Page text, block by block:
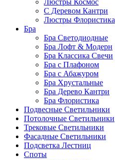
Люстры Космос
С Деревом Кантри
Люстры Флористика
Бра
Бра Светодиодные
Бра Лофт & Модерн
Бра Классика Свечи
Бра с Плафоном
Бра с Абажуром
Бра Хрустальные
Бра Дерево Кантри
Бра Флористика
Подвесные Светильники
Потолочные Светильники
Трековые Светильники
Фасадные Светильники
Подсветка Лестниц
Споты